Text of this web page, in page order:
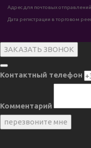
Адрес для почтовых
Дата регистрации в торговом
ЗАКАЗАТЬ ЗВОНОК
Контактный телефон
Комментарий
перезвоните мне